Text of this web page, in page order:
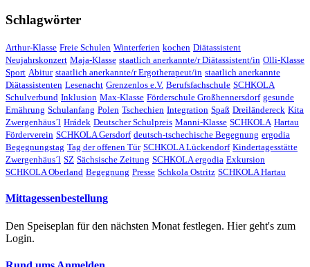
Schlagwörter
Arthur-Klasse Freie Schulen Winterferien kochen Diätassistent
Neujahrskonzert Maja-Klasse staatlich anerkannte/r Diätassistent/in Olli-Klasse
Sport Abitur staatlich anerkannte/r Ergotherapeut/in staatlich anerkannte
Diätassistenten Lesenacht Grenzenlos e.V. Berufsfachschule SCHKOLA
Schulverbund Inklusion Max-Klasse Förderschule Großhennersdorf gesunde
Ernährung Schulanfang Polen Tschechien Integration Spaß Dreiländereck Kita
Zwergenhäus´l Hrádek Deutscher Schulpreis Manni-Klasse SCHKOLA Hartau
Förderverein SCHKOLA Gersdorf deutsch-tschechische Begegnung ergodia
Begegnungstag Tag der offenen Tür SCHKOLA Lückendorf Kindertagesstätte
Zwergenhäus´l SZ Sächsische Zeitung SCHKOLA ergodia Exkursion
SCHKOLA Oberland Begegnung Presse Schkola Ostritz SCHKOLA Hartau
Mittagessenbestellung
Den Speiseplan für den nächsten Monat festlegen. Hier geht's zum
Login.